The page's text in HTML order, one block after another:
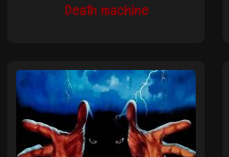
Death machine